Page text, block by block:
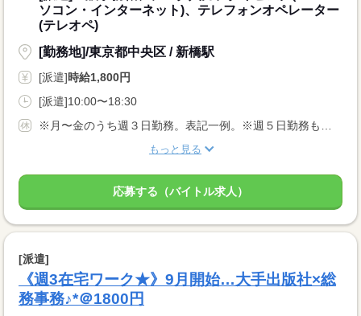
ソコン・インターネット)、テレフォンオペレーター
(テレオペ)
[勤務地]/東京都中央区 / 新橋駅
[派遣]時給1,800円
[派遣]10:00〜18:30
もっと見る
応募する（バイトル求人）
[派遣]
《週3在宅ワーク★》9月開始…大手出版社×総
務事務♪*＠1800円